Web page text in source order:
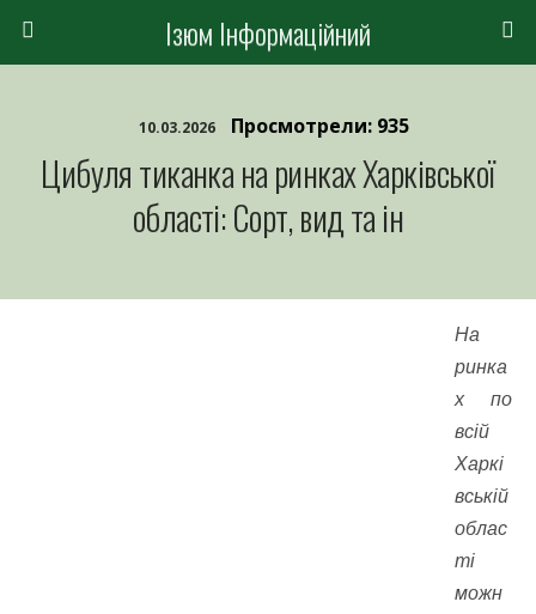
Ізюм Інформаційний
10.03.2026 Просмотрели: 935
Цибуля тиканка на ринках Харківської
області: Сорт, вид та ін
На
ринка
х по
всій
Харкі
вській
облас
ті
можн